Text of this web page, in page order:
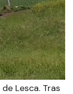
Lesca. Tras